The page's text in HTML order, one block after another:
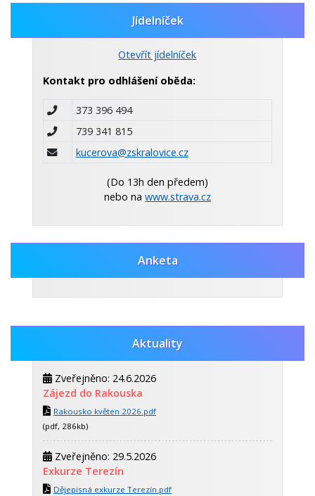
Jídelníček
Otevřít jídelníček
Kontakt pro odhlášení oběda:
373 396 494
739 341 815
kucerova@zskralovice.cz
(Do 13h den předem)
nebo na www.strava.cz
Anketa
Aktuality
Zveřejněno: 24.6.2026
Zájezd do Rakouska
Rakousko květen 2026.pdf
(pdf, 286kb)
Zveřejněno: 29.5.2026
Exkurze Terezín
Dějepisná exkurze Terezín.pdf